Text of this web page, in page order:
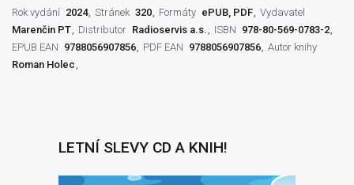
Rok vydání 2024 Stránek 320 Formáty ePUB, PDF Vydavatel
Marenčin PT
Distributor Radioservis a.s. ISBN 978-80-569-0783-2
EPUB EAN 9788056907856 PDF EAN 9788056907856 Autor knihy
Roman Holec
LETNÍ SLEVY CD A KNIH!